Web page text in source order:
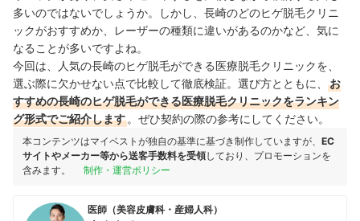
多いのではないでしょうか。しかし、長崎のどのヒゲ脱毛クリニ
ックがおすすめか、レーザーの種類に違いがあるのかなど、気に
なることが多いですよね。
今回は、人気の長崎のヒゲ脱毛ができる医療脱毛クリニックを、
選ぶ際に欠かせない点で比較して徹底検証。選び方とともに、
お
すすめの長崎のヒゲ脱毛ができる医療脱毛クリニックをランキン
グ形式でご紹介します 。ぜひ契約の際の参考にしてください。
本コンテンツはマイベストが独自の基準に基づき制作していますが、 EC
サイトやメーカー等から送客手数料を受領しており、プロモーションを
含みます。
制作・運営ポリシー
医師（美容皮膚科・産婦人科）